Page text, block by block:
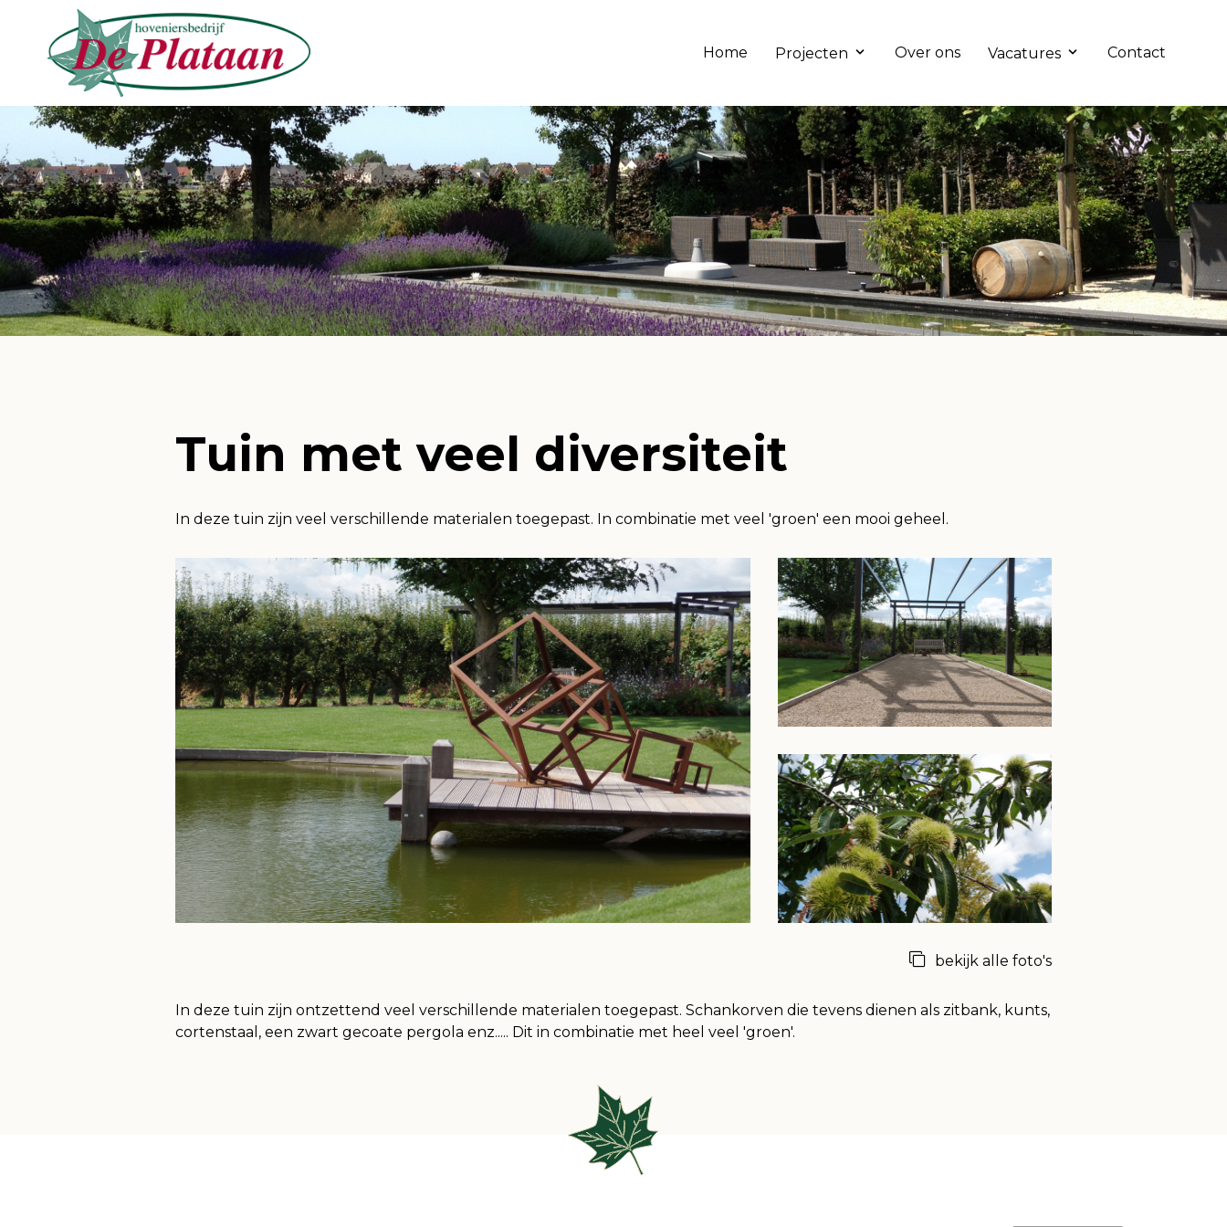
Home Projecten Over ons Vacatures Contact
Tuin met veel diversiteit
In deze tuin zijn veel verschillende materialen toegepast. In combinatie met veel 'groen' een mooi geheel.
bekijk alle foto's
In deze tuin zijn ontzettend veel verschillende materialen toegepast. Schankorven die tevens dienen als zitbank, kunts,
cortenstaal, een zwart gecoate pergola enz..... Dit in combinatie met heel veel 'groen'.